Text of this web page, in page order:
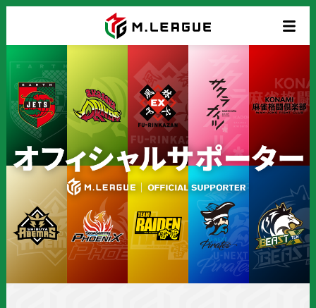
チ
ー
ム
サ
ー
タ
ー
Official
Supporter